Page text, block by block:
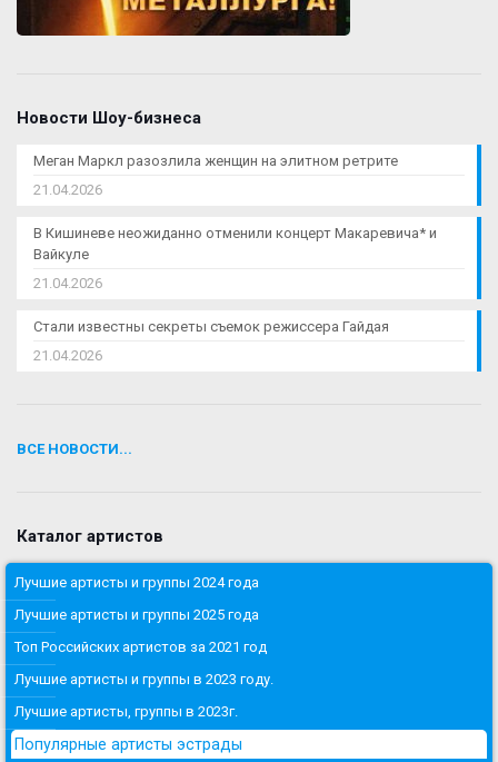
Новости Шоу-бизнеса
Меган Маркл разозлила женщин на элитном ретрите
21.04.2026
В Кишиневе неожиданно отменили концерт Макаревича* и
Вайкуле
21.04.2026
Стали известны секреты съемок режиссера Гайдая
21.04.2026
ВСЕ НОВОСТИ...
Каталог артистов
Лучшие артисты и группы 2024 года
Лучшие артисты и группы 2025 года
Топ Российских артистов за 2021 год
Лучшие артисты и группы в 2023 году.
Лучшие артисты, группы в 2023г.
Популярные артисты эстрады